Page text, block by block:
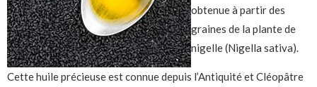
obtenue à partir des
graines de la plante de
nigelle (Nigella sativa).
Cette huile précieuse est connue depuis l’Antiquité et Cléopâtre